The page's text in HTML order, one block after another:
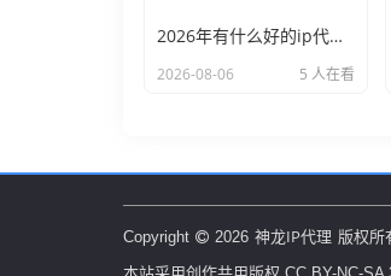
2026年有什么好的ip代理软件？亲测后我只推荐这几个
2026-08-06 5 人在看
Copyright 2026 神龙IP代理 版权所